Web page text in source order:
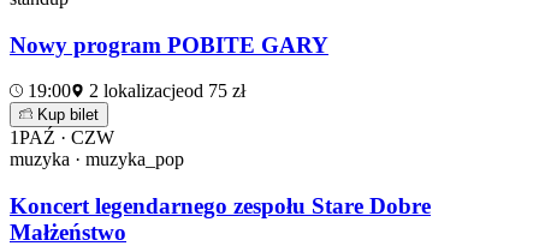
Nowy program POBITE GARY
19:00 2 lokalizacjeod 75 zł
Kup bilet
1PAŹ · CZW
muzyka · muzyka_pop
Koncert legendarnego zespołu Stare Dobre
Małżeństwo